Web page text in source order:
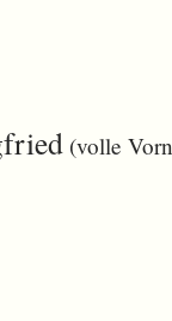
(volle